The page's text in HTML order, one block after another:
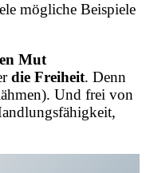
mögliche Beispiele
Mut
die Freiheit. Denn
Und frei von